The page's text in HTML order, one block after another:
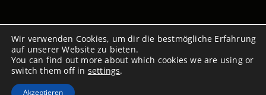
Copyright 2026 LKE Computer GmbH, Bonnerstraße 154,
53757 Sankt Augustin
Wir verwenden Cookies, um dir die bestmögliche Erfahrung
auf unserer Website zu bieten.
You can find out more about which cookies we are using or
switch them off in settings.
Akzeptieren